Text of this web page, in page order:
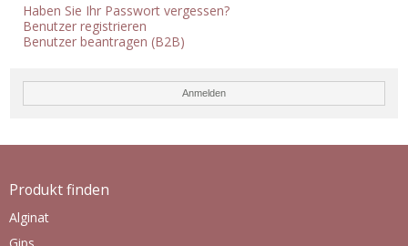
Haben Sie Ihr Passwort vergessen?
Benutzer registrieren
Benutzer beantragen (B2B)
Anmelden
Produkt finden
Alginat
Gips